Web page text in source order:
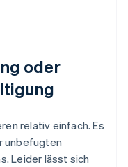
oder
relativ einfach. Es
unbefugten
Leider lässt sich